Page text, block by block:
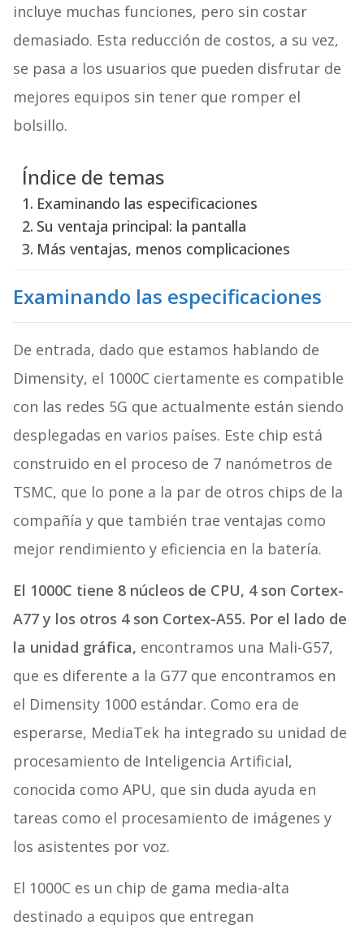
incluye muchas funciones, pero sin costar
demasiado. Esta reducción de costos, a su vez,
se pasa a los usuarios que pueden disfrutar de
mejores equipos sin tener que romper el
bolsillo.
Índice de temas
Examinando las especificaciones
Su ventaja principal: la pantalla
Más ventajas, menos complicaciones
Examinando las especificaciones
De entrada, dado que estamos hablando de
Dimensity, el 1000C ciertamente es compatible
con las redes 5G que actualmente están siendo
desplegadas en varios países. Este chip está
construido en el proceso de 7 nanómetros de
TSMC, que lo pone a la par de otros chips de la
compañía y que también trae ventajas como
mejor rendimiento y eficiencia en la batería.
El 1000C tiene 8 núcleos de CPU, 4 son Cortex-
A77 y los otros 4 son Cortex-A55. Por el lado de
la unidad gráfica, encontramos una Mali-G57,
que es diferente a la G77 que encontramos en
el Dimensity 1000 estándar. Como era de
esperarse, MediaTek ha integrado su unidad de
procesamiento de Inteligencia Artificial,
conocida como APU, que sin duda ayuda en
tareas como el procesamiento de imágenes y
los asistentes por voz.
El 1000C es un chip de gama media-alta
destinado a equipos que entregan